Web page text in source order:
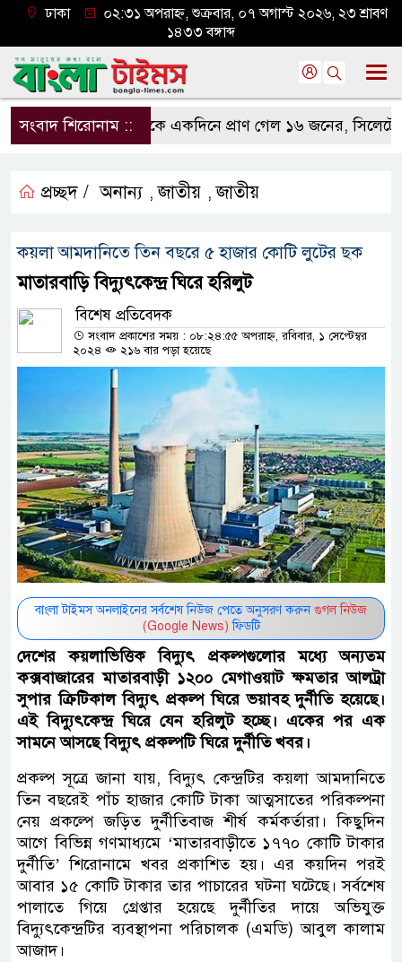
ঢাকা
০২:৩১ অপরাহ্ন, শুক্রবার, ০৭ অগাস্ট ২০২৬, ২৩ শ্রাবণ
১৪৩৩ বঙ্গাব্দ
সংবাদ শিরোনাম ::সড়কে একদিনে প্রাণ গেল ১৬ জনের, সিলেটে বাস
প্রচ্ছদ / অনান্য ,জাতীয় ,জাতীয়
কয়লা আমদানিতে তিন বছরে ৫ হাজার কোটি লুটের ছক
মাতারবাড়ি বিদ্যুৎকেন্দ্র ঘিরে হরিলুট
বিশেষ প্রতিবেদক
সংবাদ প্রকাশের সময় : ০৮:২৪:৫৫ অপরাহ্ন, রবিবার, ১ সেপ্টেম্বর
২০২৪
২১৬ বার পড়া হয়েছে
বাংলা টাইমস অনলাইনের সর্বশেষ নিউজ পেতে অনুসরণ করুন গুগল নিউজ
(Google News) ফিডটি
দেশের কয়লাভিত্তিক বিদ্যুৎ প্রকল্পগুলোর মধ্যে অন্যতম
কক্সবাজারের মাতারবাড়ী ১২০০ মেগাওয়াট ক্ষমতার আলট্রা
সুপার ক্রিটিকাল বিদ্যুৎ প্রকল্প ঘিরে ভয়াবহ দুর্নীতি হয়েছে।
এই বিদ্যুৎকেন্দ্র ঘিরে যেন হরিলুট হচ্ছে। একের পর এক
সামনে আসছে বিদ্যুৎ প্রকল্পটি ঘিরে দুর্নীতি খবর।
প্রকল্প সূত্রে জানা যায়, বিদ্যুৎ কেন্দ্রটির কয়লা আমদানিতে
তিন বছরেই পাঁচ হাজার কোটি টাকা আত্মসাতের পরিকল্পনা
নেয় প্রকল্পে জড়িত দুর্নীতিবাজ শীর্ষ কর্মকর্তারা। কিছুদিন
আগে বিভিন্ন গণমাধ্যমে ‘মাতারবাড়ীতে ১৭৭০ কোটি টাকার
দুর্নীতি’ শিরোনামে খবর প্রকাশিত হয়। এর কয়দিন পরই
আবার ১৫ কোটি টাকার তার পাচারের ঘটনা ঘটেছে। সর্বশেষ
পালাতে গিয়ে গ্রেপ্তার হয়েছে দুর্নীতির দায়ে অভিযুক্ত
বিদ্যুৎকেন্দ্রটির ব্যবস্থাপনা পরিচালক (এমডি) আবুল কালাম
আজাদ।